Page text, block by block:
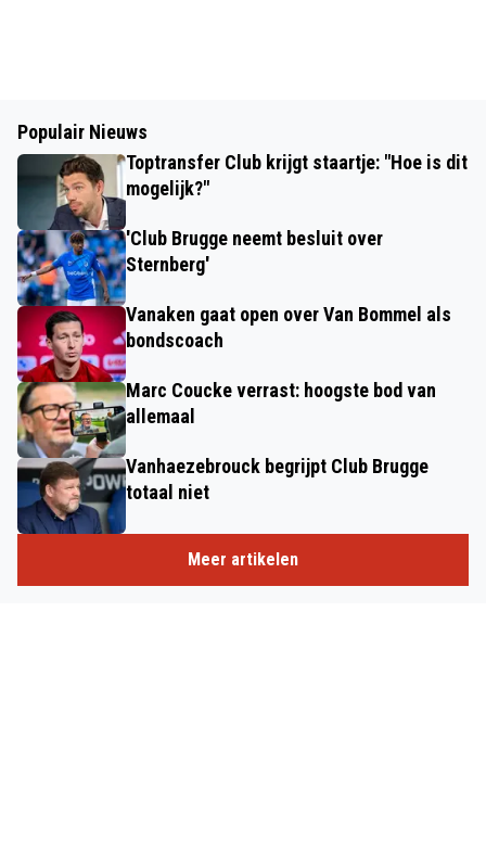
Populair Nieuws
Toptransfer Club krijgt staartje: "Hoe is dit
mogelijk?"
'Club Brugge neemt besluit over
Sternberg'
Vanaken gaat open over Van Bommel als
bondscoach
Marc Coucke verrast: hoogste bod van
allemaal
Vanhaezebrouck begrijpt Club Brugge
totaal niet
Meer artikelen